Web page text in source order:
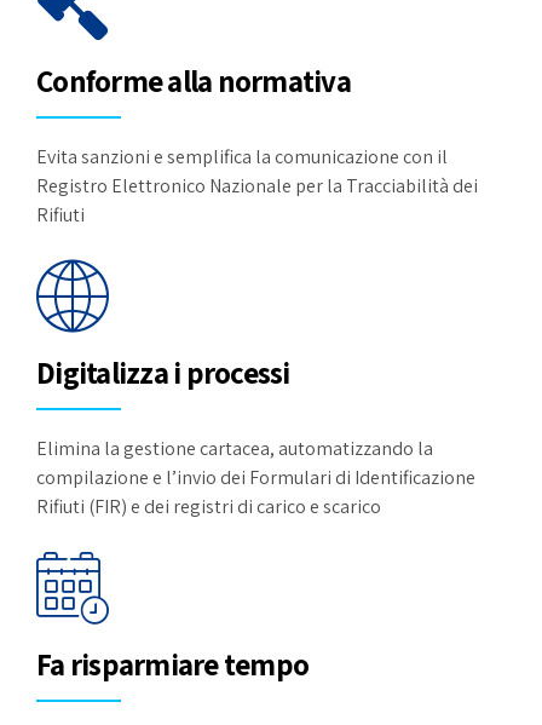
Conforme alla normativa
Evita sanzioni e semplifica la comunicazione con il
Registro Elettronico Nazionale per la Tracciabilità dei
Rifiuti
Digitalizza i processi
Elimina la gestione cartacea, automatizzando la
compilazione e l’invio dei Formulari di Identificazione
Rifiuti (FIR) e dei registri di carico e scarico
Fa risparmiare tempo